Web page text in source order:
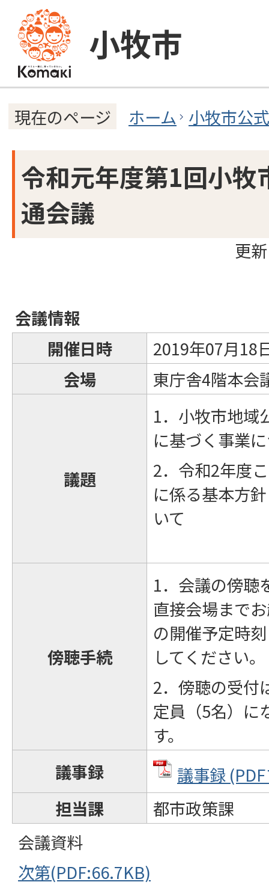
小牧市
現在のページ ホーム 小牧市公
令和元年度第1回小牧
通会議
更
会議情報
開催日時
2019年07月18
会場
東庁舎4階本会
議題
1．小牧市地域
に基づく事業
2．令和2年度
に係る基本方
いて
傍聴手続
1．会議の傍聴
直接会場まで
の開催予定時
してください。
2．傍聴の受付
定員（5名）に
す。
議事録
議事録
担当課
都市政策課
会議資料
次第(PDF:66.7KB)